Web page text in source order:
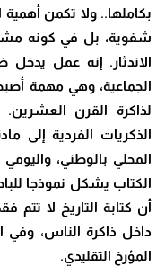
بكاملها.. ولا تكمن
شفوية، بل في كونه
الاندثار. إنه عمل
الجماعية، وهي مهمة
لذاكرة القرن
الذكريات الفردية إلى
المحلي بالوطني،
الكتاب يشكل نموذجا
أن كتابة التاريخ لا
داخل ذاكرة الناس، وفي
المؤرخ التقليدي.